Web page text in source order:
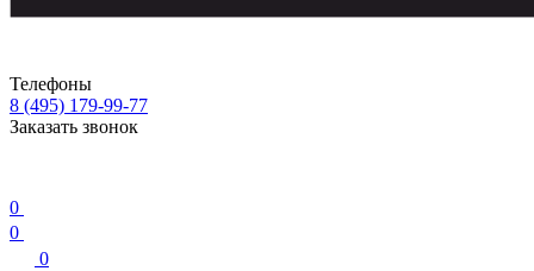
Телефоны
8 (495) 179-99-77
Заказать звонок
0
0
0